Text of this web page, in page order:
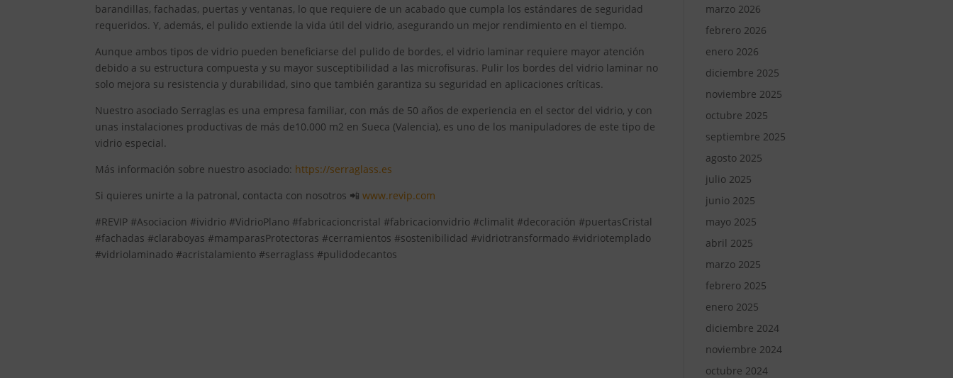
barandillas, fachadas, puertas y ventanas, lo que requiere de un acabado que cumpla los estándares de seguridad
requeridos. Y, además, el pulido extiende la vida útil del vidrio, asegurando un mejor rendimiento en el tiempo.
Aunque ambos tipos de vidrio pueden beneficiarse del pulido de bordes, el vidrio laminar requiere mayor atención
debido a su estructura compuesta y su mayor susceptibilidad a las microfisuras. Pulir los bordes del vidrio laminar no
solo mejora su resistencia y durabilidad, sino que también garantiza su seguridad en aplicaciones críticas.
Nuestro asociado Serraglas es una empresa familiar, con más de 50 años de experiencia en el sector del vidrio, y con
unas instalaciones productivas de más de10.000 m2 en Sueca (Valencia), es uno de los manipuladores de este tipo de
vidrio especial.
Más información sobre nuestro asociado: https://serraglass.es
Si quieres unirte a la patronal, contacta con nosotros 📲www.revip.com
#REVIP #Asociacion #ividrio #VidrioPlano #fabricacioncristal #fabricacionvidrio #climalit #decoración #puertasCristal
#fachadas #claraboyas #mamparasProtectoras #cerramientos #sostenibilidad #vidriotransformado #vidriotemplado
#vidriolaminado #acristalamiento #serraglass #pulidodecantos
marzo 2026
febrero 2026
enero 2026
diciembre 2025
noviembre 2025
octubre 2025
septiembre 2025
agosto 2025
julio 2025
junio 2025
mayo 2025
abril 2025
marzo 2025
febrero 2025
enero 2025
diciembre 2024
noviembre 2024
octubre 2024